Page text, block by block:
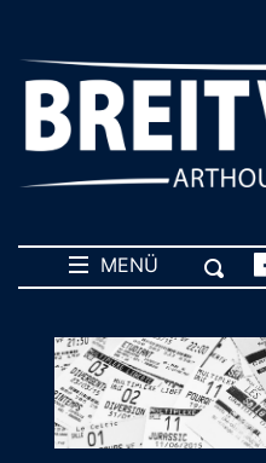
MENÜ